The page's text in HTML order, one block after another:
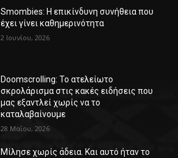
Smombies: Η επικίνδυνη συνήθεια που
έχει γίνει καθημερινότητα
2 Ιουνίου, 2026
Doomscrolling: Το ατελείωτο
σκρολάρισμα στις κακές ειδήσεις που
μας εξαντλεί χωρίς να το
καταλαβαίνουμε
28 Μαΐου, 2026
Μίλησε χωρίς άδεια. Και αυτό ήταν το